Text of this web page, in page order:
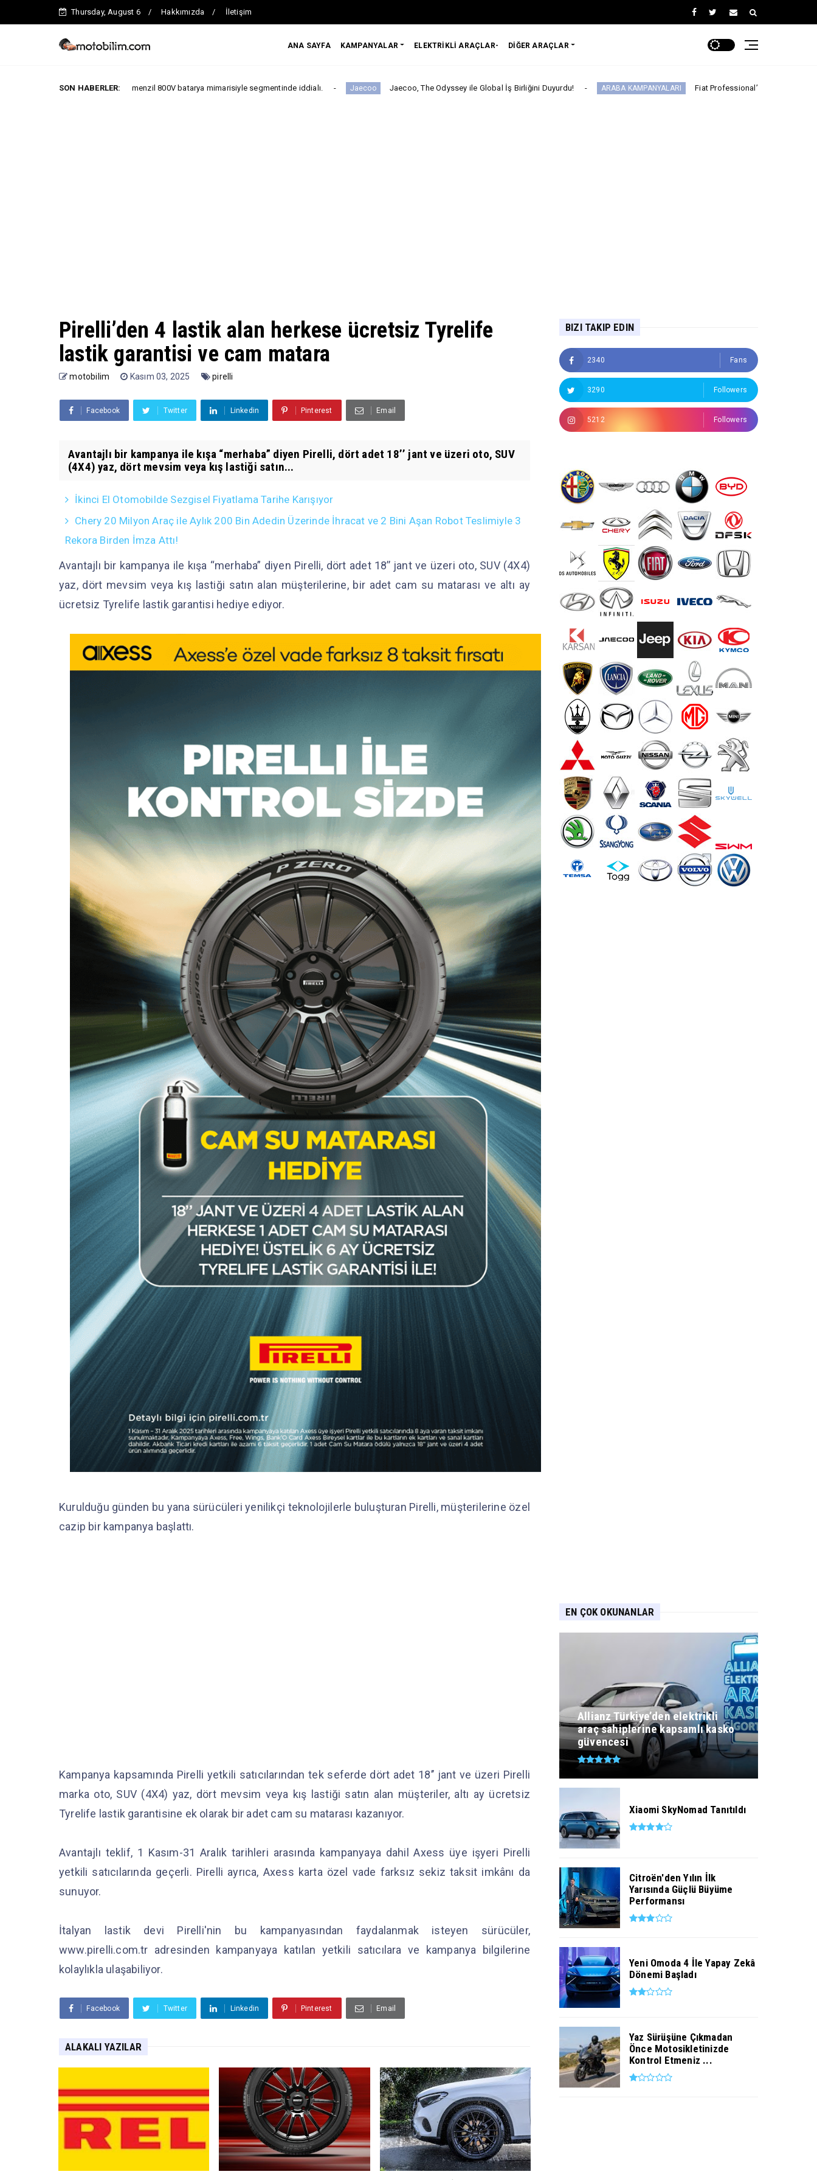
Thursday, August 6 Hakkımızda İletişim
ANA SAYFA KAMPANYALAR ELEKTRİKLİ ARAÇLAR- DİĞER ARAÇLAR
SON HABERLER:
Yeni IONIQ6, 680 km menzil 800V batarya mimarisiyle segmentinde iddialı. Jaecoo Jaecoo, The Odyssey ile Global İş Birliğini Duyurdu! ARABA KAMPANYALARI Fiat Professional’dan 1 Milyon tl’ye Varan
Pirelli’den 4 lastik alan herkese ücretsiz Tyrelife
lastik garantisi ve cam matara
motobilim Kasım 03, 2025 pirelli
Facebook Twitter Linkedin Pinterest Email
Avantajlı bir kampanya ile kışa “merhaba” diyen Pirelli, dört adet 18’’ jant ve üzeri oto, SUV
(4X4) yaz, dört mevsim veya kış lastiği satın...
İkinci El Otomobilde Sezgisel Fiyatlama Tarihe Karışıyor
Chery 20 Milyon Araç ile Aylık 200 Bin Adedin Üzerinde İhracat ve 2 Bini Aşan Robot Teslimiyle 3
Rekora Birden İmza Attı!
Avantajlı bir kampanya ile kışa “merhaba” diyen Pirelli, dört adet 18’’ jant ve üzeri oto, SUV (4X4)
yaz, dört mevsim veya kış lastiği satın alan müşterilerine, bir adet cam su matarası ve altı ay
ücretsiz Tyrelife lastik garantisi hediye ediyor.
Kurulduğu günden bu yana sürücüleri yenilikçi teknolojilerle buluşturan Pirelli, müşterilerine özel
cazip bir kampanya başlattı.
Kampanya kapsamında Pirelli yetkili satıcılarından tek seferde dört adet 18’’ jant ve üzeri Pirelli
marka oto, SUV (4X4) yaz, dört mevsim veya kış lastiği satın alan müşteriler, altı ay ücretsiz
Tyrelife lastik garantisine ek olarak bir adet cam su matarası kazanıyor.
Avantajlı teklif, 1 Kasım-31 Aralık tarihleri arasında kampanyaya dahil Axess üye işyeri Pirelli
yetkili satıcılarında geçerli. Pirelli ayrıca, Axess karta özel vade farksız sekiz taksit imkânı da
sunuyor.
İtalyan lastik devi Pirelli'nin bu kampanyasından faydalanmak isteyen sürücüler,
www.pirelli.com.tr adresinden kampanyaya katılan yetkili satıcılara ve kampanya bilgilerine
kolaylıkla ulaşabiliyor.
Facebook Twitter Linkedin Pinterest Email
ALAKALI YAZILAR
BIZI TAKIP EDIN
2340 Fans
3290 Followers
5212 Followers
EN ÇOK OKUNANLAR
Allianz Türkiye’den elektrikli
araç sahiplerine kapsamlı kasko
güvencesi
Xiaomi SkyNomad Tanıtıldı
Citroën'den Yılın İlk
Yarısında Güçlü Büyüme
Performansı
Yeni Omoda 4 İle Yapay Zekâ
Dönemi Başladı
Yaz Sürüşüne Çıkmadan
Önce Motosikletinizde
Kontrol Etmeniz ...